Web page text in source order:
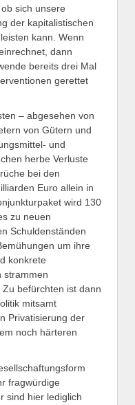
sich unsere
der kapitalistischen
kann. Wenn
dann
bereits drei Mal
gerettet
– abgesehen von
von Gütern und
und
herbe Verluste
bei den
Euro allein in
wird 130
zu neuen
Schuldenständen
um ihre
konkrete
strammen
befürchten ist dann
mitsamt
Privatisierung der
noch härteren
fragwürdige
sind hier lediglich